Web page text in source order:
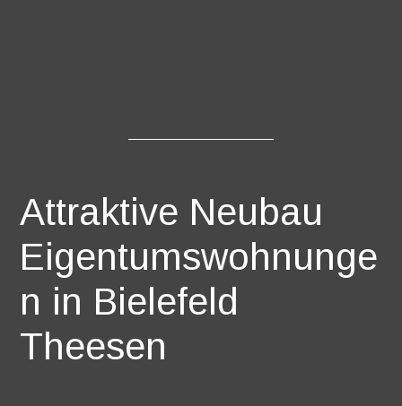
Attraktive Neubau
Eigentumswohnunge
n in Bielefeld
Theesen